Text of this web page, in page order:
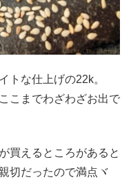
トな仕上げの22k。
こまでわざわざお出で
買えるところがあると
切だったので満点ヾ